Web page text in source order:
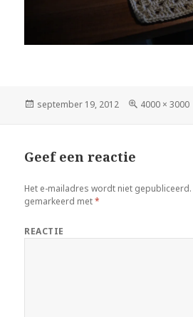
Geplaatst
september 19, 2012
Volledige
4000 × 3000
Geef een reactie
Het e-mailadres wordt niet gepubliceerd.
gemarkeerd met*
REACTIE